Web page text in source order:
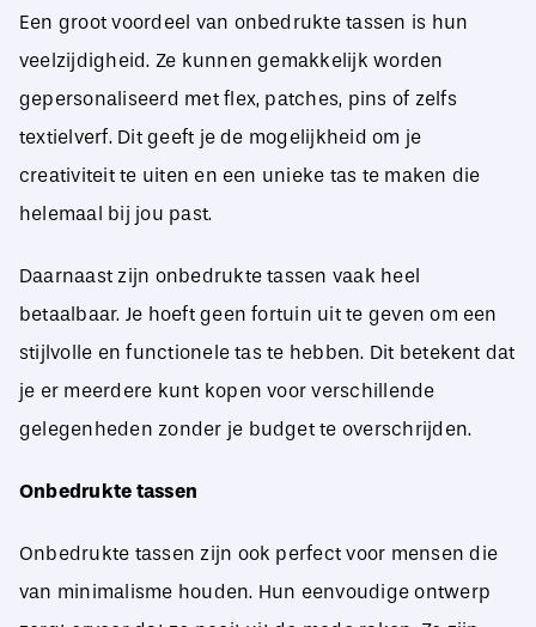
Een groot voordeel van onbedrukte tassen is hun
veelzijdigheid. Ze kunnen gemakkelijk worden
gepersonaliseerd met flex, patches, pins of zelfs
textielverf. Dit geeft je de mogelijkheid om je
creativiteit te uiten en een unieke tas te maken die
helemaal bij jou past.
Daarnaast zijn onbedrukte tassen vaak heel
betaalbaar. Je hoeft geen fortuin uit te geven om een
stijlvolle en functionele tas te hebben. Dit betekent dat
je er meerdere kunt kopen voor verschillende
gelegenheden zonder je budget te overschrijden.
Onbedrukte tassen
Onbedrukte tassen zijn ook perfect voor mensen die
van minimalisme houden. Hun eenvoudige ontwerp